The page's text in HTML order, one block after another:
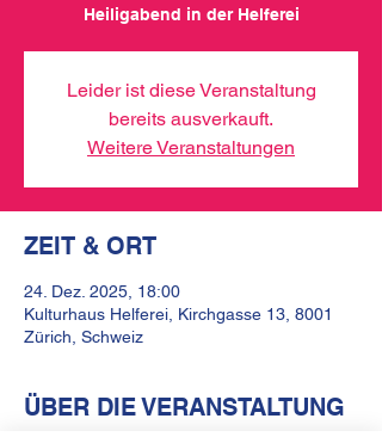
Heiligabend in der Helferei
Leider ist diese Veranstaltung
bereits ausverkauft.
Weitere Veranstaltungen
ZEIT & ORT
24. Dez. 2025, 18:00
Kulturhaus Helferei, Kirchgasse 13, 8001
Zürich, Schweiz
ÜBER DIE VERANSTALTUNG